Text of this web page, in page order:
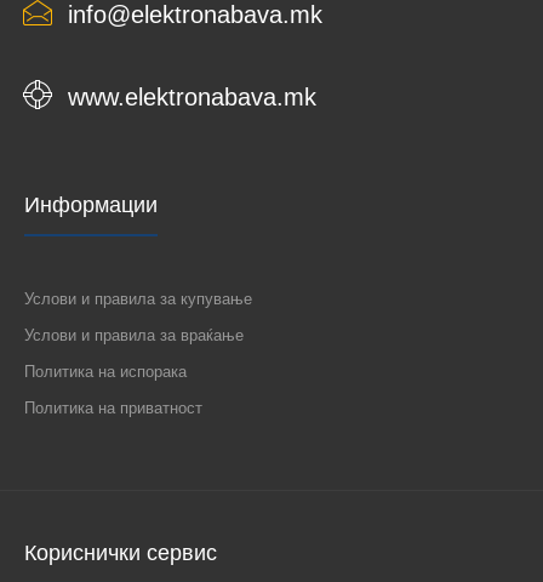
info@elektronabava.mk
www.elektronabava.mk
Информации
Услови и правила за купување
Услови и правила за враќање
Политика на испорака
Политика на приватност
Кориснички сервис